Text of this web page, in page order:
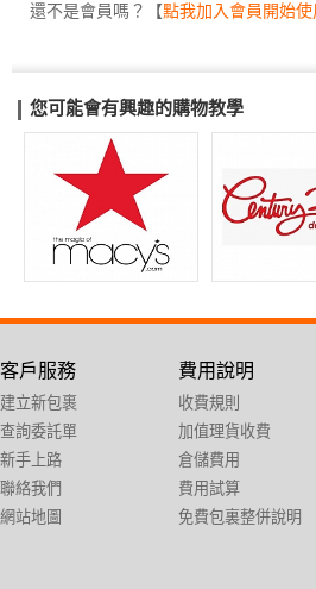
還不是會員嗎？【點我加入會員開始使
您可能會有興趣的購物教學
客戶服務
建立新包裹
查詢委託單
新手上路
聯絡我們
網站地圖
費用說明
收費規則
加值理貨收費
倉儲費用
費用試算
免費包裏整併說明